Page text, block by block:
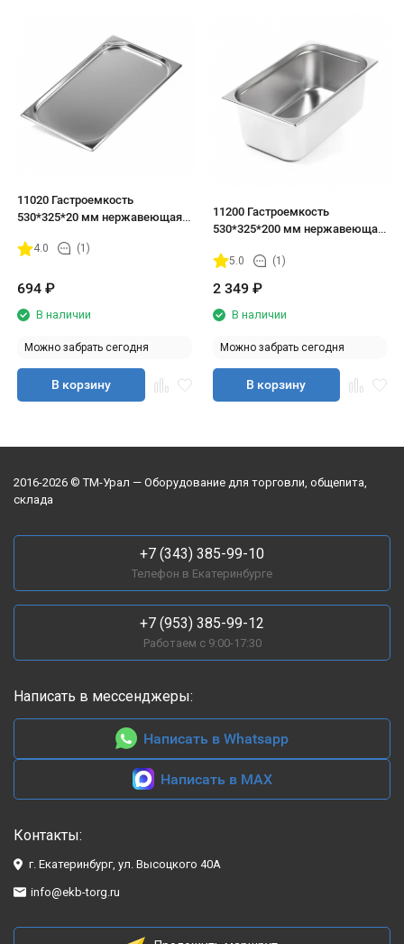
11020 Гастроемкость
530*325*20 мм нержавеющая
4.0 (1)
694 ₽
В наличии
Можно забрать сегодня
В корзину
11200 Гастроемкость
530*325*200 мм нержавеющая
5.0 (1)
2 349 ₽
В наличии
Можно забрать сегодня
В корзину
2016-2026 © ТМ-Урал — Оборудование для торговли, общепита,
склада
+7 (343) 385-99-10
Телефон в Екатеринбурге
+7 (953) 385-99-12
Работаем с 9:00-17:30
Написать в мессенджеры:
Написать в Whatsapp
Написать в MAX
Контакты:
г. Екатеринбург, ул. Высоцкого 40А
info@ekb-torg.ru